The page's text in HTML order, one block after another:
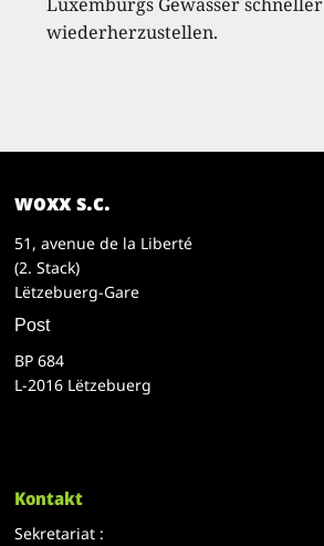
Luxemburgs Gewässer schneller
wiederherzustellen.
woxx s.c.
51, avenue de la Liberté
(2. Stack)
Lëtzebuerg-Gare
Post
BP 684
L-2016 Lëtzebuerg
Kontakt
Sekretariat :